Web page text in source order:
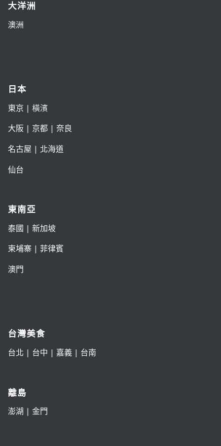
大洋洲
澳洲
日本
東京 | 橫濱
大阪 | 京都| 奈良
名古屋 | 北海道
仙台
東南亞
泰國 | 新加坡
柬埔寨 | 菲律賓
澳門
台灣美食
台北 | 台中 | 嘉義| 台南
離島
澎湖 | 金門